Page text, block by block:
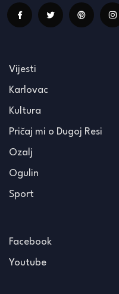
Vijesti
Karlovac
Kultura
Pričaj mi o Dugoj Resi
Ozalj
Ogulin
Sport
Facebook
Youtube